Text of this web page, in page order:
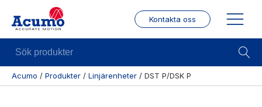
Kontakta oss
Sök
produkter
Acumo / Produkter / Linjärenheter / DST P/DSK P